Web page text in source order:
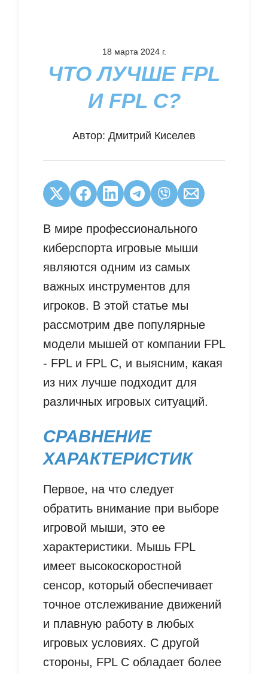
18 марта 2024 г.
ЧТО ЛУЧШЕ FPL
И FPL C?
Автор: Дмитрий Киселев
В мире профессионального
киберспорта игровые мыши
являются одним из самых
важных инструментов для
игроков. В этой статье мы
рассмотрим две популярные
модели мышей от компании FPL
- FPL и FPL C, и выясним, какая
из них лучше подходит для
различных игровых ситуаций.
СРАВНЕНИЕ
ХАРАКТЕРИСТИК
Первое, на что следует
обратить внимание при выборе
игровой мыши, это ее
характеристики. Мышь FPL
имеет высокоскоростной
сенсор, который обеспечивает
точное отслеживание движений
и плавную работу в любых
игровых условиях. С другой
стороны, FPL C обладает более